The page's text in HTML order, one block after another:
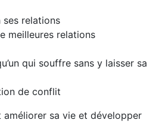
ses relations
meilleures relations
qui souffre sans y laisser sa
de conflit
améliorer sa vie et développer